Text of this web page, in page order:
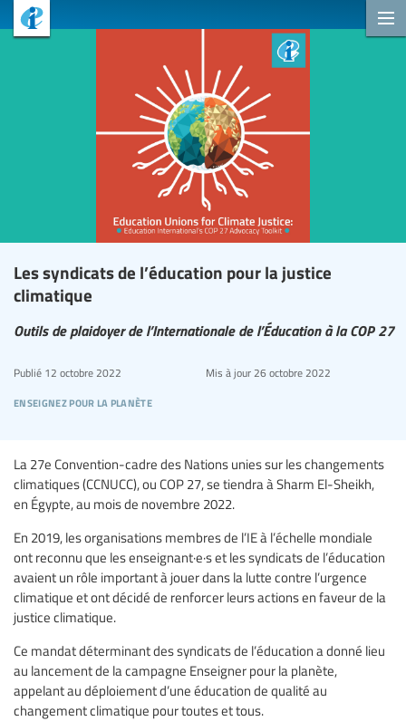
Les syndicats de l’éducation pour la justice
climatique
Outils de plaidoyer de l’Internationale de l’Éducation à la COP 27
enseignez pour la planète
Publié 12 octobre 2022 Mis à jour26 octobre 2022
La 27e Convention-cadre des Nations unies sur les changements
climatiques (CCNUCC), ou COP 27, se tiendra à Sharm El-Sheikh,
en Égypte, au mois de novembre 2022.
En 2019, les organisations membres de l’IE à l’échelle mondiale
ont reconnu que les enseignant·e·s et les syndicats de l’éducation
avaient un rôle important à jouer dans la lutte contre l’urgence
climatique et ont décidé de renforcer leurs actions en faveur de la
justice climatique.
Ce mandat déterminant des syndicats de l’éducation a donné lieu
au lancement de la campagne Enseigner pour la planète,
appelant au déploiement d’une éducation de qualité au
changement climatique pour toutes et tous.